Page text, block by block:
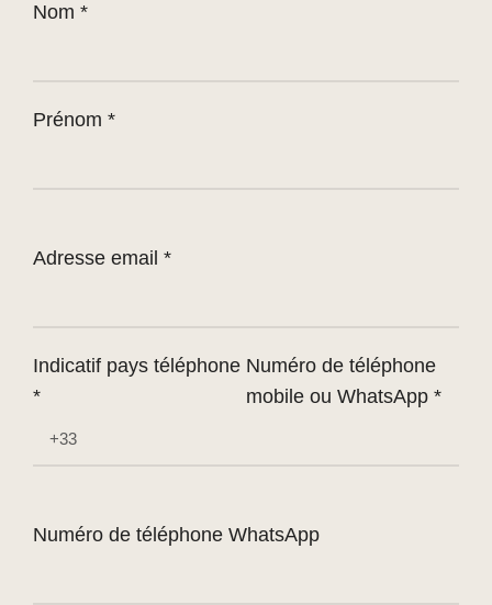
Nom *
Prénom *
Adresse email *
Indicatif pays téléphone
*
Numéro de téléphone
mobile ou WhatsApp *
Numéro de téléphone WhatsApp